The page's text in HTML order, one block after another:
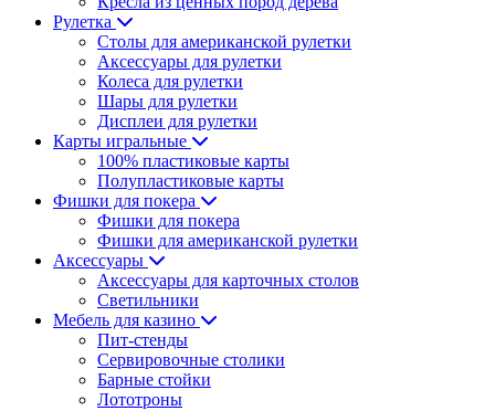
Рулетка
Столы для американской рулетки
Аксессуары для рулетки
Колеса для рулетки
Шары для рулетки
Дисплеи для рулетки
Карты игральные
100% пластиковые карты
Полупластиковые карты
Фишки для покера
Фишки для покера
Фишки для американской рулетки
Аксессуары
Аксессуары для карточных столов
Светильники
Мебель для казино
Пит-стенды
Сервировочные столики
Барные стойки
Лототроны